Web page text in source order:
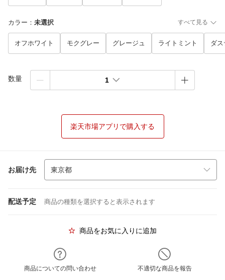
カラー ： 未選択 すべて見る
オフホワイト モクグレー グレージュ ライトミント ダ
数量 1
楽天市場アプリで購入する
お届け先
配送予定 商品の種類を選択すると表示されます
商品をお気に入りに追加
商品についての問い合わせ 不適切な商品を報告